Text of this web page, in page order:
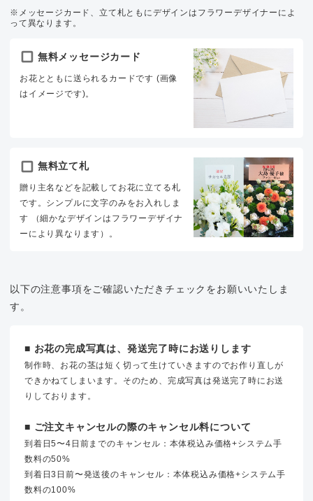
※メッセージカード、立て札ともにデザインはフラワーデザイナーによ
って異なります。
無料メッセージカード
お花とともに送られるカードです (画像
はイメージです)。
無料立て札
贈り主名などを記載してお花に立てる札
です。シンプルに文字のみをお入れしま
す （細かなデザインはフラワーデザイナ
ーにより異なります）。
以下の注意事項をご確認いただきチェックをお願いいたしま
す。
■ お花の完成写真は、発送完了時にお送りします
制作時、お花の茎は短く切って生けていきますのでお作り直しが
できかねてしまいます。そのため、完成写真は発送完了時にお送
りしております。
■ ご注文キャンセルの際のキャンセル料について
到着日5〜4日前までのキャンセル：本体税込み価格+システム手
数料の50%
到着日3日前〜発送後のキャンセル：本体税込み価格+システム手
数料の100%